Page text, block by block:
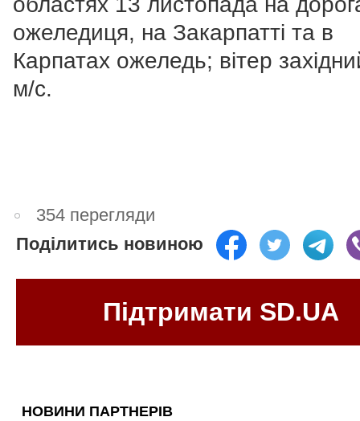
ожеледиця, на Закарпатті та в
Карпатах ожеледь; вітер
м/с.
354 перегляди
Поділитись новиною
Підтримати SD.UA